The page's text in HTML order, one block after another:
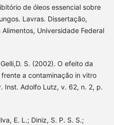
de óleos essencial sobre
Lavras. Dissertação,
Universidade Federal
S. (2002). O efeito da
a contaminação in vitro
Inst. Adolfo Lutz, v. 62, n. 2, p.
E. L.; Diniz, S. P. S. S.;